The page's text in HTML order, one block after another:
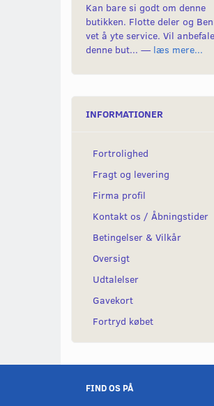
Kan bare si godt om denne
butikken. Flotte deler og
vet å yte service. Vil anbefale
denne but... — læs mere...
INFORMATIONER
Fortrolighed
Fragt og levering
Firma profil
Kontakt os / Åbningstider
Betingelser & Vilkår
Oversigt
Udtalelser
Gavekort
Fortryd købet
FIND OS PÅ